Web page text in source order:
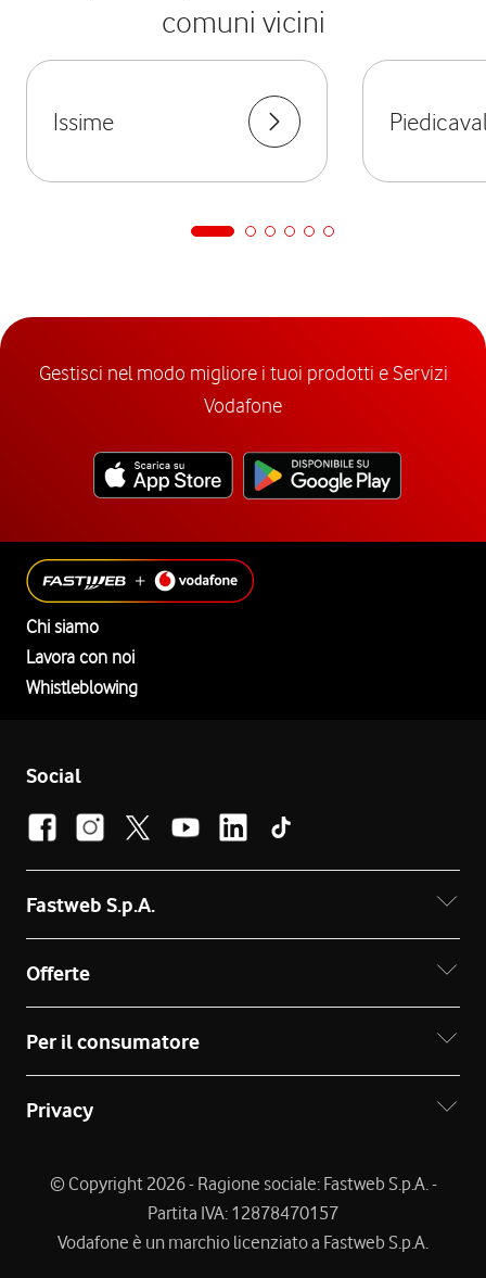
comuni vicini
Issime
Gestisci nel modo migliore i tuoi prodotti e Servizi
Vodafone
Chi siamo
Lavora con noi
Whistleblowing
Social
Fastweb S.p.A.
Offerte
Per il consumatore
Privacy
© Copyright 2026 - Ragione sociale: Fastweb S.p.A. -
Partita IVA: 12878470157
Vodafone è un marchio licenziato a Fastweb S.p.A.